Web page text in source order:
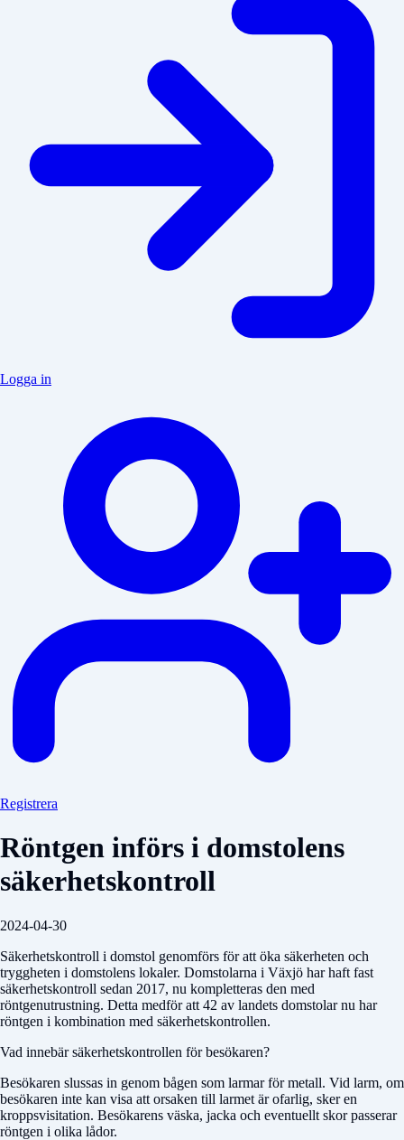
Logga in
Registrera
Röntgen införs i domstolens
säkerhetskontroll
2024-04-30
Säkerhetskontroll i domstol genomförs för att öka säkerheten och
tryggheten i domstolens lokaler. Domstolarna i Växjö har haft fast
säkerhetskontroll sedan 2017, nu kompletteras den med
röntgenutrustning. Detta medför att 42 av landets domstolar nu har
röntgen i kombination med säkerhetskontrollen.
Vad innebär säkerhetskontrollen för besökaren?
Besökaren slussas in genom bågen som larmar för metall. Vid larm, om
besökaren inte kan visa att orsaken till larmet är ofarlig, sker en
kroppsvisitation. Besökarens väska, jacka och eventuellt skor passerar
röntgen i olika lådor.